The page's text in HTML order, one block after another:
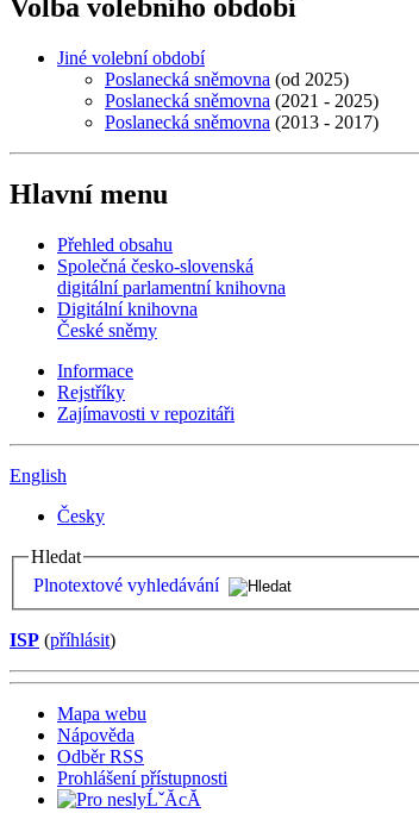
Volba volebního období
Jiné volební období
Poslanecká sněmovna (od 2025)
Poslanecká sněmovna (2021 - 2025)
Poslanecká sněmovna (2013 - 2017)
Hlavní menu
Přehled obsahu
Společná česko-slovenská
digitální parlamentní knihovna
Digitální knihovna
České sněmy
Informace
Rejstříky
Zajímavosti v repozitáři
English
Česky
Hledat
Plnotextové vyhledávání
ISP (příhlásit)
Mapa webu
Nápověda
Odběr RSS
Prohlášení přístupnosti